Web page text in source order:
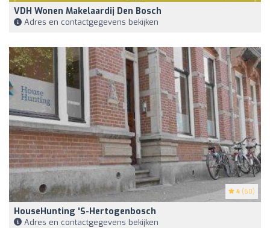
VDH Wonen Makelaardij Den Bosch
Adres en contactgegevens bekijken
4 (60)
HouseHunting 's-Hertogenbosch
Adres en contactgegevens bekijken